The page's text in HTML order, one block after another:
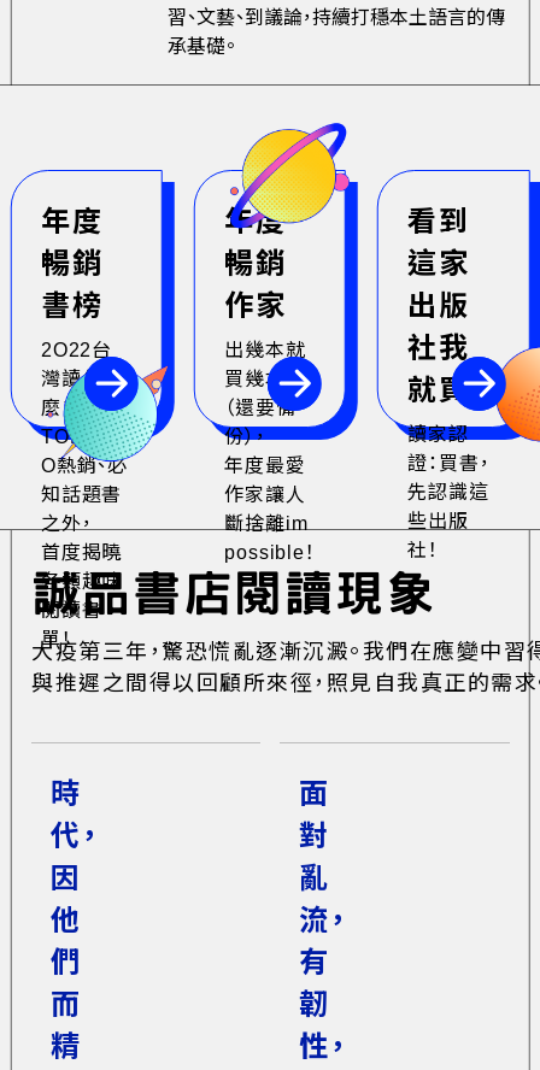
習、文藝、到議論，持續打穩本土語言的傳
承基礎。
年度
暢銷
書榜
2O22台
灣讀什
麼？
TOP 1O
O熱銷、必
知話題書
之外，
首度揭曉
各類趣味
閱讀書
單！
年度
暢銷
作家
出幾本就
買幾本
（還要備
份），
年度最愛
作家讓人
斷捨離im
possible！
看到
這家
出版
社我
就買
讀家認
證：買書，
先認識這
些出版
社！
誠品書店閱讀現象
大疫第三年，驚恐慌亂逐漸沉澱。我們在應變中習
與推遲之間得以回顧所來徑，照見自我真正的需求
時
代，
因
他
們
而
精
面
對
亂
流，
有
韌
性，